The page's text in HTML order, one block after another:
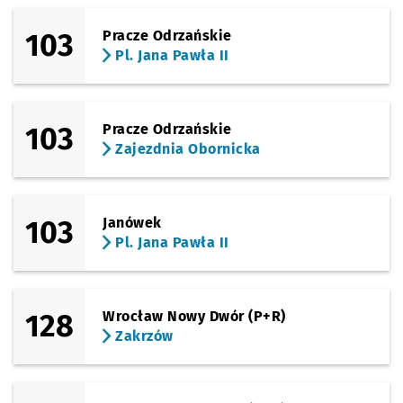
(Kozanowska)
(Kozanowska)
(Popowicka)
Port Popowice
(Popowicka)
Park Popowicki
103
Pracze Odrzańskie
Pl. Jana Pawła II
103
Pracze Odrzańskie
Zajezdnia Obornicka
103
Janówek
Pl. Jana Pawła II
128
Wrocław Nowy Dwór (P+R)
Zakrzów